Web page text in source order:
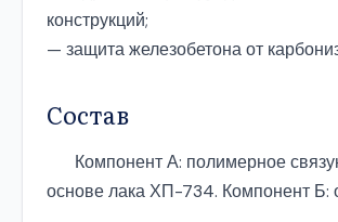
конструкций;
— защита железобетона от
Состав
Компонент А: полимерное
основе лака ХП-734. Компонент Б: